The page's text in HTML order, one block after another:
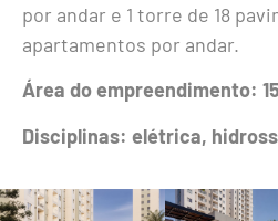
por andar e 1 torre de 18
apartamentos por andar.
Área do empreendimento:
Disciplinas: elétrica,